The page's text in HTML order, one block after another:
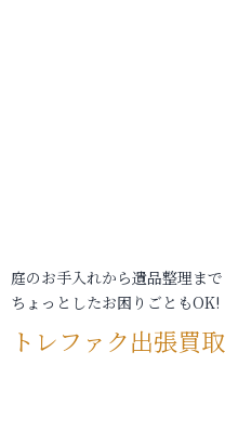
庭のお手入れから遺品整理まで
ちょっとしたお困りごともOK!
トレファク出張買取